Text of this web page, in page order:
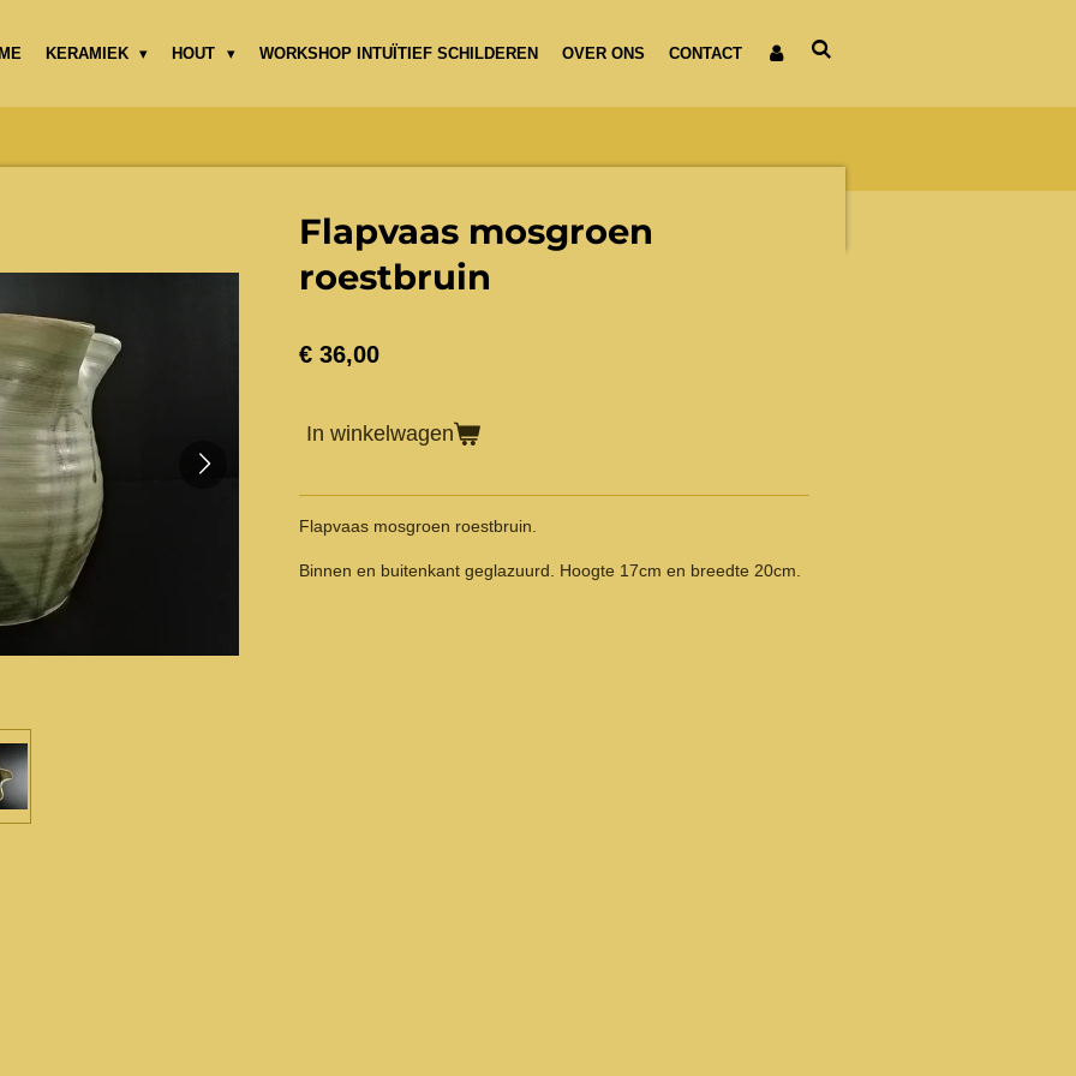
KERAMIEK HOUT WORKSHOP INTUÏTIEF SCHILDEREN OVER ONS CONTACT
Flapvaas mosgroen
roestbruin
€ 36,00
In winkelwagen
Flapvaas mosgroen roestbruin.
Binnen en buitenkant geglazuurd. Hoogte 17cm en breedte 20cm.